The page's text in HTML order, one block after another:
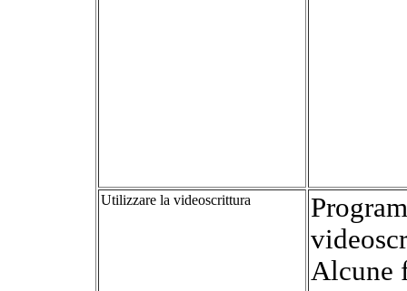
Utilizzare la videoscrittura
Alcune